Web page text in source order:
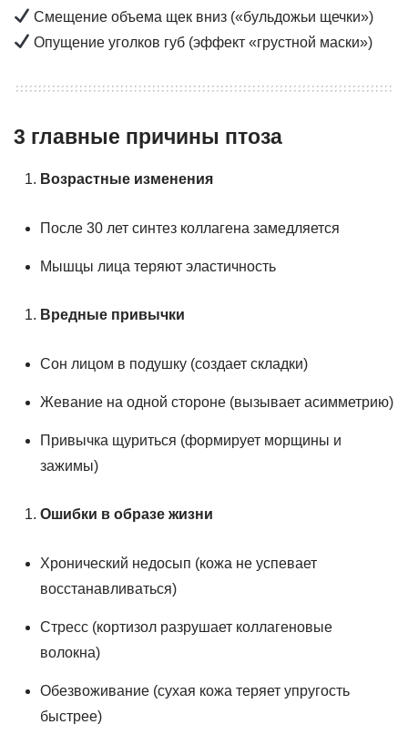
Смещение объема щек вниз («бульдожьи щечки»)
Опущение уголков губ (эффект «грустной маски»)
3 главные причины птоза
Возрастные изменения
После 30 лет синтез коллагена замедляется
Мышцы лица теряют эластичность
Вредные привычки
Сон лицом в подушку (создает складки)
Жевание на одной стороне (вызывает асимметрию)
Привычка щуриться (формирует морщины и
зажимы)
Ошибки в образе жизни
Хронический недосып (кожа не успевает
восстанавливаться)
Стресс (кортизол разрушает коллагеновые
волокна)
Обезвоживание (сухая кожа теряет упругость
быстрее)